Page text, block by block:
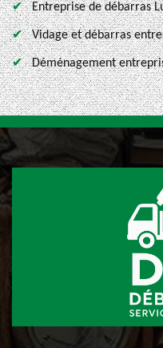
Entreprise de débarras
Vidage et débarras
Déménagement